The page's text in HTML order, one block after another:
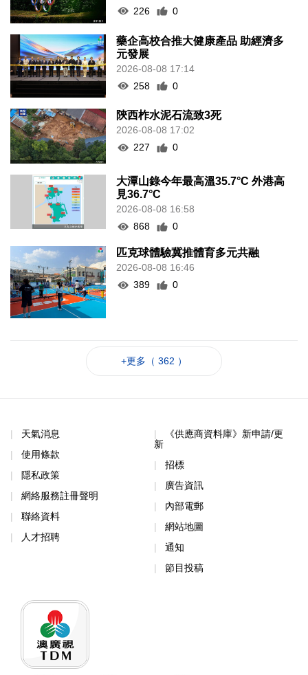
226
0
藥企高校合推大健康產品 助經濟多
元發展
2026-08-08 17:14
258
0
陝西柞水泥石流致3死
2026-08-08 17:02
227
0
大潭山錄今年最高溫35.7°C 外港高
見36.7°C
2026-08-08 16:58
868
0
匹克球體驗冀推體育多元共融
2026-08-08 16:46
389
0
+更多（ 362 ）
天氣消息
使用條款
隱私政策
網絡服務註冊聲明
聯絡資料
人才招聘
《供應商資料庫》新申請/更
新
招標
廣告資訊
內部電郵
網站地圖
通知
節目投稿